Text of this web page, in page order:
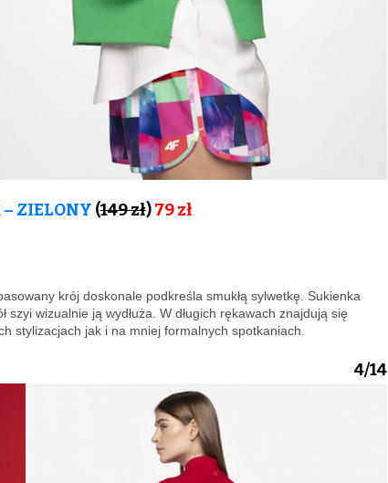
ZIELONY (149 zł)79zł
krój doskonale podkreśla smukłą sylwetkę. Sukienka
wizualnie ją wydłuża. W długich rękawach znajdują się
stylizacjach jak i na mniej formalnych spotkaniach.
4/14